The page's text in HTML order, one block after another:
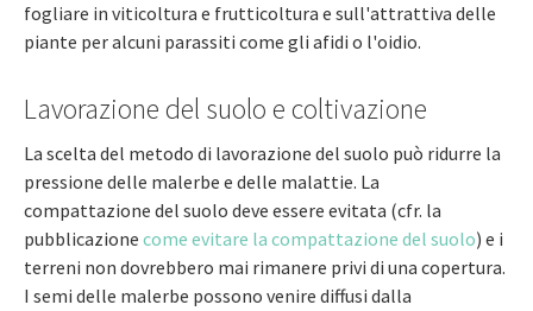
fogliare in viticoltura e frutticoltura e sull'attrattiva delle
piante per alcuni parassiti come gli afidi o l'oidio.
Lavorazione del suolo e coltivazione
La scelta del metodo di lavorazione del suolo può ridurre la
pressione delle malerbe e delle malattie. La
compattazione del suolo deve essere evitata (cfr. la
pubblicazione come evitare la compattazione del suolo) e i
terreni non dovrebbero mai rimanere privi di una copertura.
I semi delle malerbe possono venire diffusi dalla